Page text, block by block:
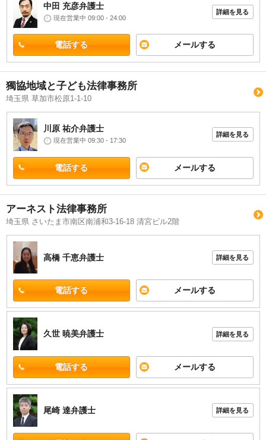
中田 充彦弁護士
現在営業中 09:00 - 24:00
詳細を見る
電話する メールする
獨協地域と子ども法律事務所
埼玉県 草加市松原1-1-10
川原 祐介弁護士
現在営業中 09:30 - 17:30
詳細を見る
電話する メールする
アーネスト法律事務所
埼玉県 さいたま市南区南浦和3-16-18 清宮ビル2階
高橋 千恵弁護士 詳細を見る
電話する メールする
久世 暁美弁護士 詳細を見る
電話する メールする
尾崎 達弁護士 詳細を見る